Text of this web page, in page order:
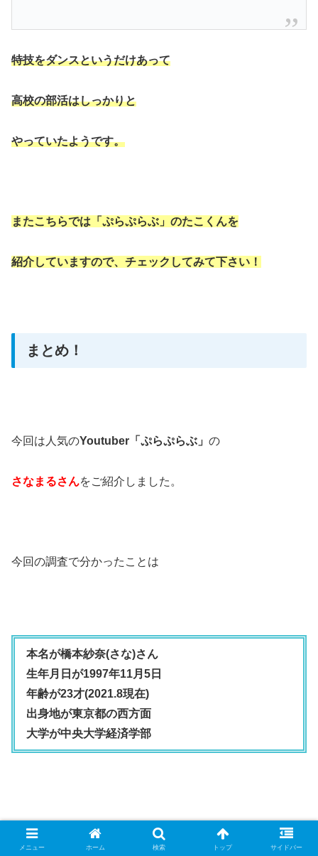
特技をダンスというだけあって
高校の部活はしっかりと
やっていたようです。
またこちらでは「ぷらぷらぶ」のたこくんを
紹介していますので、チェックしてみて下さい！
まとめ！
今回は人気のYoutuber「ぷらぷらぶ」 の
さなまるさんをご紹介しました。
今回の調査で分かったことは
本名が橋本紗奈(さな)さん
生年月日が1997年11月5日
年齢が23才(2021.8現在)
出身地が東京都の西方面
大学が中央大学経済学部
ということでした。
メニュー ホーム 検索 トップ サイドバー